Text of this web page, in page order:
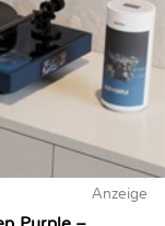
Anzeige